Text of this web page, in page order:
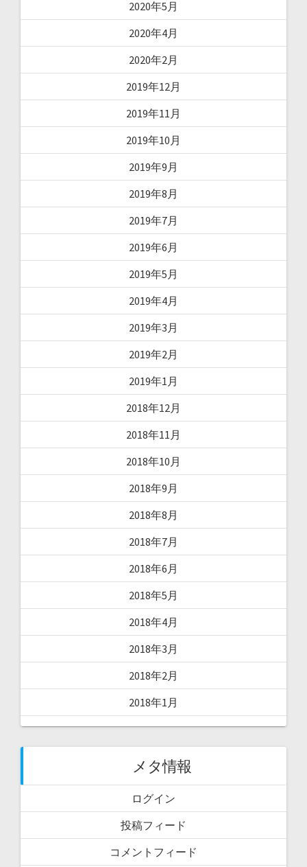
2020年5月
2020年4月
2020年2月
2019年12月
2019年11月
2019年10月
2019年9月
2019年8月
2019年7月
2019年6月
2019年5月
2019年4月
2019年3月
2019年2月
2019年1月
2018年12月
2018年11月
2018年10月
2018年9月
2018年8月
2018年7月
2018年6月
2018年5月
2018年4月
2018年3月
2018年2月
2018年1月
メタ情報
ログイン
投稿フィード
コメントフィード